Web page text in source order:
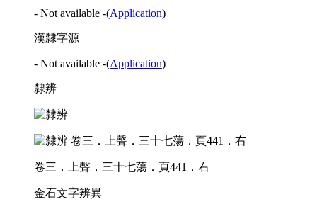
- Not available -(Application)
漢隸字源
- Not available -(Application)
隸辨
卷三．上聲．三十七蕩．頁441．右
金石文字辨異